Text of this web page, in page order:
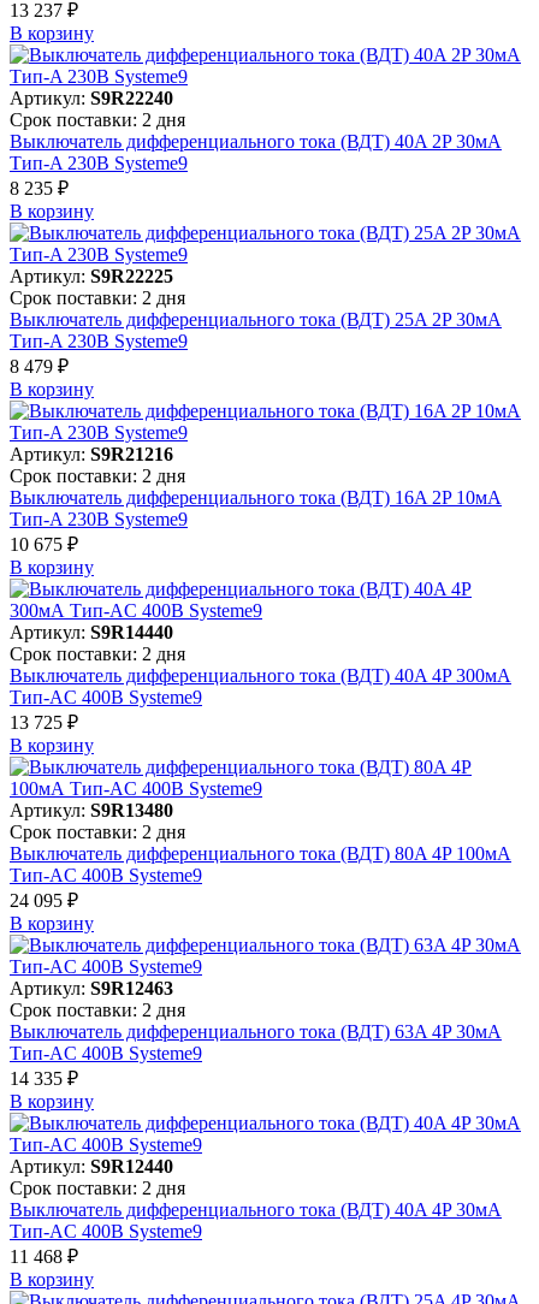
13 237 ₽
В корзинy
Артикул: S9R22240
Срок поставки: 2 дня
Выключатель дифференциального тока (ВДТ) 40A 2P 30мА
Тип-A 230В Systeme9
8 235 ₽
В корзинy
Артикул: S9R22225
Срок поставки: 2 дня
Выключатель дифференциального тока (ВДТ) 25A 2P 30мА
Тип-A 230В Systeme9
8 479 ₽
В корзинy
Артикул: S9R21216
Срок поставки: 2 дня
Выключатель дифференциального тока (ВДТ) 16A 2P 10мА
Тип-A 230В Systeme9
10 675 ₽
В корзинy
Артикул: S9R14440
Срок поставки: 2 дня
Выключатель дифференциального тока (ВДТ) 40A 4P 300мА
Тип-AC 400В Systeme9
13 725 ₽
В корзинy
Артикул: S9R13480
Срок поставки: 2 дня
Выключатель дифференциального тока (ВДТ) 80A 4P 100мА
Тип-AC 400В Systeme9
24 095 ₽
В корзинy
Артикул: S9R12463
Срок поставки: 2 дня
Выключатель дифференциального тока (ВДТ) 63A 4P 30мА
Тип-AC 400В Systeme9
14 335 ₽
В корзинy
Артикул: S9R12440
Срок поставки: 2 дня
Выключатель дифференциального тока (ВДТ) 40A 4P 30мА
Тип-AC 400В Systeme9
11 468 ₽
В корзинy